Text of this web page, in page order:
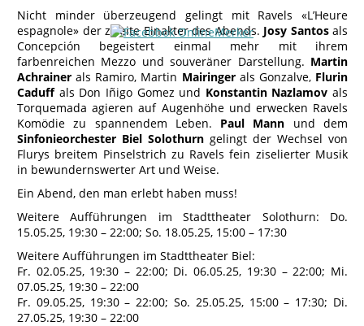
Nicht minder überzeugend gelingt mit Ravels «L’Heure
espagnole» der zweite Einakter des Abends. Josy Santosals
Concepción begeistert einmal mehr mit ihrem
farbenreichen Mezzo und souveräner Darstellung. Martin
Achrainer als Ramiro, Martin Mairingerals Gonzalve,Flurin
Caduffals Don Iñigo Gomez und Konstantin Nazlamov als
Torquemada agieren auf Augenhöhe und erwecken Ravels
Komödie zu spannendem Leben. Paul Mann und dem
Sinfonieorchester Biel Solothurn gelingt der Wechsel von
Flurys breitem Pinselstrich zu Ravels fein ziselierter Musik
in bewundernswerter Art und Weise.
Ein Abend, den man erlebt haben muss!
Weitere Aufführungen im Stadttheater Solothurn: Do.
15.05.25, 19:30 – 22:00; So. 18.05.25, 15:00 – 17:30
Weitere Aufführungen im Stadttheater Biel:
Fr. 02.05.25, 19:30 – 22:00; Di. 06.05.25, 19:30 – 22:00; Mi.
07.05.25, 19:30 – 22:00
Fr. 09.05.25, 19:30 – 22:00; So. 25.05.25, 15:00 – 17:30; Di.
27.05.25, 19:30 – 22:00